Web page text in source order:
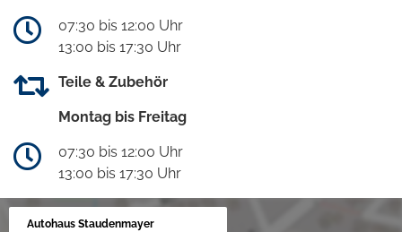
07:30 bis 12:00 Uhr
13:00 bis 17:30 Uhr
Teile & Zubehör
Montag bis Freitag
07:30 bis 12:00 Uhr
13:00 bis 17:30 Uhr
Autohaus Staudenmayer